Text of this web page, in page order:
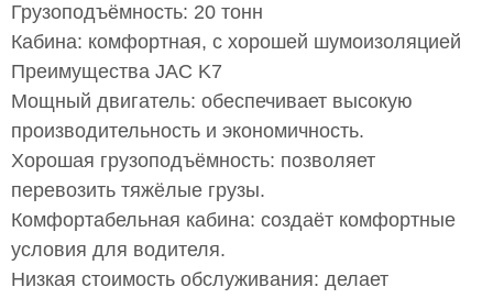
Грузоподъёмность: 20 тонн
Кабина: комфортная, с хорошей шумоизоляцией
Преимущества JAC K7
Мощный двигатель: обеспечивает высокую
производительность и экономичность.
Хорошая грузоподъёмность: позволяет
перевозить тяжёлые грузы.
Комфортабельная кабина: создаёт комфортные
условия для водителя.
Низкая стоимость обслуживания: делает